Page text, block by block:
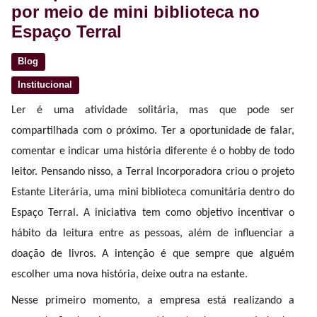
por meio de mini biblioteca no
Espaço Terral
Blog
Institucional
Ler é uma atividade solitária, mas que pode ser
compartilhada com o próximo. Ter a oportunidade de falar,
comentar e indicar uma história diferente é o hobby de todo
leitor. Pensando nisso, a Terral Incorporadora criou o projeto
Estante Literária, uma mini biblioteca comunitária dentro do
Espaço Terral. A iniciativa tem como objetivo incentivar o
hábito da leitura entre as pessoas, além de influenciar a
doação de livros. A intenção é que sempre que alguém
escolher uma nova história, deixe outra na estante.
Nesse primeiro momento, a empresa está realizando a